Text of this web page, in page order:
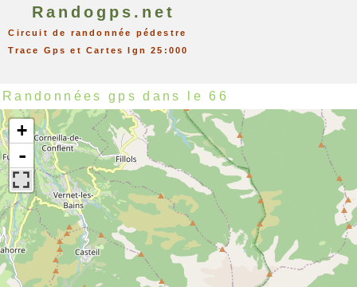
Randogps.net
Circuit de randonnée pédestre
Trace Gps et Cartes Ign 25:000
Randonnées gps dans le 66
+
-